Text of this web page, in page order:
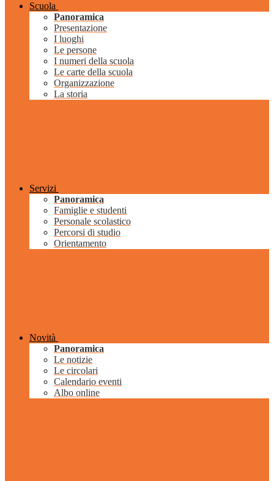
Scuola
Panoramica
Presentazione
I luoghi
Le persone
I numeri della scuola
Le carte della scuola
Organizzazione
La storia
Servizi
Panoramica
Famiglie e studenti
Personale scolastico
Percorsi di studio
Orientamento
Novità
Panoramica
Le notizie
Le circolari
Calendario eventi
Albo online